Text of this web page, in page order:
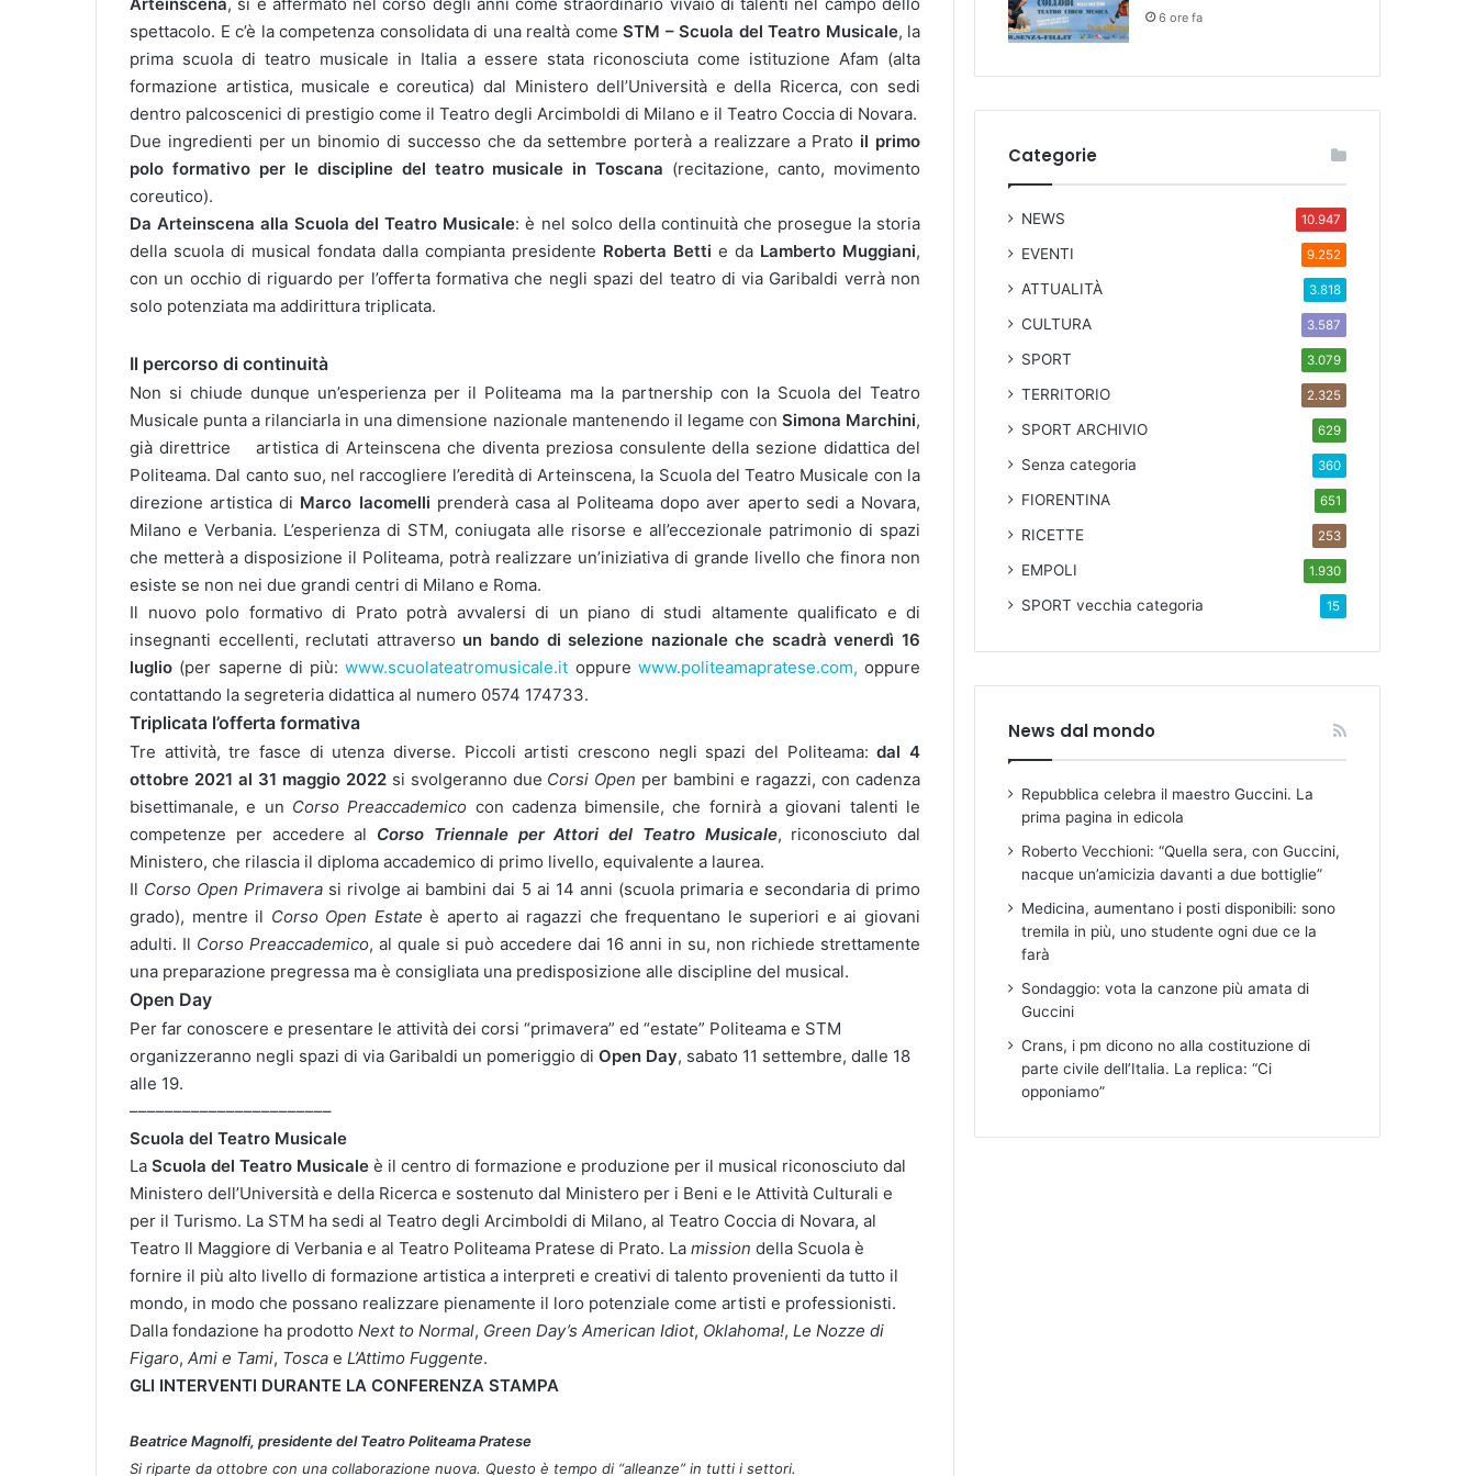
spettacolo. E c’è la competenza consolidata di una realtà come STM – Scuola del Teatro Musicale, la
prima scuola di teatro musicale in Italia a essere stata riconosciuta come istituzione Afam (alta
formazione artistica, musicale e coreutica) dal Ministero dell’Università e della Ricerca, con sedi
dentro palcoscenici di prestigio come il Teatro degli Arcimboldi di Milano e il Teatro Coccia di Novara.
Due ingredienti per un binomio di successo che da settembre porterà a realizzare a Prato il primo
polo formativo per le discipline del teatro musicale in Toscana (recitazione, canto, movimento
coreutico).
Da Arteinscena alla Scuola del Teatro Musicale: è nel solco della continuità che prosegue la storia
della scuola di musical fondata dalla compianta presidente Roberta Betti e da Lamberto Muggiani,
con un occhio di riguardo per l’oﬀerta formativa che negli spazi del teatro di via Garibaldi verrà non
solo potenziata ma addirittura triplicata.
Il percorso di continuità
Non si chiude dunque un’esperienza per il Politeama ma la partnership con la Scuola del Teatro
Musicale punta a rilanciarla in una dimensione nazionale mantenendo il legame con Simona Marchini,
già direttrice artistica di Arteinscena che diventa preziosa consulente della sezione didattica del
Politeama. Dal canto suo, nel raccogliere l’eredità di Arteinscena, la Scuola del Teatro Musicale con la
direzione artistica di Marco Iacomelli prenderà casa al Politeama dopo aver aperto sedi a Novara,
Milano e Verbania. L’esperienza di STM, coniugata alle risorse e all’eccezionale patrimonio di spazi
che metterà a disposizione il Politeama, potrà realizzare un’iniziativa di grande livello che finora non
esiste se non nei due grandi centri di Milano e Roma.
Il nuovo polo formativo di Prato potrà avvalersi di un piano di studi altamente qualificato e di
insegnanti eccellenti, reclutati attraverso un bando di selezione nazionale che scadrà venerdì 16
luglio (per saperne di più:www.scuolateatromusicale.it oppure www.politeamapratese.com, oppure
contattando la segreteria didattica al numero 0574 174733.
Triplicata l’offerta formativa
Tre attività, tre fasce di utenza diverse. Piccoli artisti crescono negli spazi del Politeama:dal 4
ottobre 2021 al 31 maggio 2022 si svolgeranno due Corsi Open per bambini e ragazzi, con cadenza
bisettimanale, e un Corso Preaccademico con cadenza bimensile, che fornirà a giovani talenti le
competenze per accedere al Corso Triennale per Attori del Teatro Musicale, riconosciuto dal
Ministero, che rilascia il diploma accademico di primo livello, equivalente a laurea.
Il Corso Open Primavera si rivolge ai bambini dai 5 ai 14 anni (scuola primaria e secondaria di primo
grado), mentre il Corso Open Estate è aperto ai ragazzi che frequentano le superiori e ai giovani
adulti. Il Corso Preaccademico, al quale si può accedere dai 16 anni in su, non richiede strettamente
una preparazione pregressa ma è consigliata una predisposizione alle discipline del musical.
Open Day
Per far conoscere e presentare le attività dei corsi “primavera” ed “estate” Politeama e STM
organizzeranno negli spazi di via Garibaldi un pomeriggio di Open Day, sabato 11 settembre, dalle 18
alle 19.
–––––––––––––––––––––––
Scuola del Teatro Musicale
La Scuola del Teatro Musicale è il centro di formazione e produzione per il musical riconosciuto dal
Ministero dell’Università e della Ricerca e sostenuto dal Ministero per i Beni e le Attività Culturali e
per il Turismo. La STM ha sedi al Teatro degli Arcimboldi di Milano, al Teatro Coccia di Novara, al
Teatro Il Maggiore di Verbania e al Teatro Politeama Pratese di Prato. La mission della Scuola è
fornire il più alto livello di formazione artistica a interpreti e creativi di talento provenienti da tutto il
mondo, in modo che possano realizzare pienamente il loro potenziale come artisti e professionisti.
Dalla fondazione ha prodotto Next to Normal, Green Day’s American Idiot, Oklahoma!, Le Nozze di
Figaro, Ami e Tami, Tosca e L’Attimo Fuggente.
GLI INTERVENTI DURANTE LA CONFERENZA STAMPA
Beatrice Magnolfi, presidente del Teatro Politeama Pratese
Si riparte da ottobre con una collaborazione nuova. Questo è tempo di “alleanze” in tutti i settori.
6 ore fa
Categorie
NEWS 10.947
EVENTI 9.252
ATTUALITÀ 3.818
CULTURA 3.587
SPORT 3.079
TERRITORIO 2.325
SPORT ARCHIVIO 629
Senza categoria 360
FIORENTINA 651
RICETTE 253
EMPOLI 1.930
SPORTvecchia categoria 15
News dal mondo
Repubblica celebra il maestro Guccini. La
prima pagina in edicola
Roberto Vecchioni: “Quella sera, con Guccini,
nacque un’amicizia davanti a due bottiglie”
Medicina, aumentano i posti disponibili: sono
tremila in più, uno studente ogni due ce la
farà
Sondaggio: vota la canzone più amata di
Guccini
Crans, i pm dicono no alla costituzione di
parte civile dell’Italia. La replica: “Ci
opponiamo”